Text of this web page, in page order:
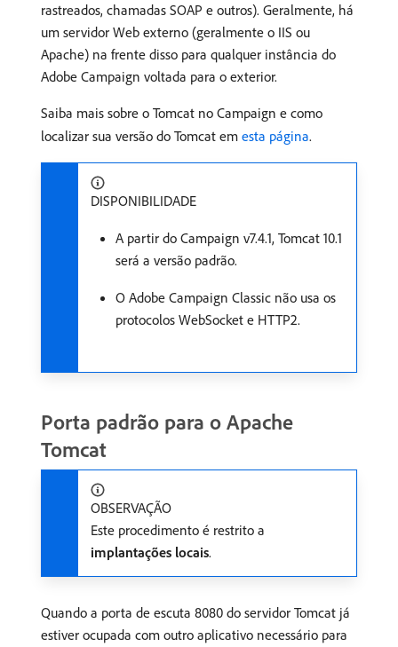
rastreados, chamadas SOAP e outros). Geralmente, há
um servidor Web externo (geralmente o IIS ou
Apache) na frente disso para qualquer instância do
Adobe Campaign voltada para o exterior.
Saiba mais sobre o Tomcat no Campaign e como
localizar sua versão do Tomcat em esta página.
DISPONIBILIDADE
A partir do Campaign v7.4.1, Tomcat 10.1
será a versão padrão.
O Adobe Campaign Classic não usa os
protocolos WebSocket e HTTP2.
Porta padrão para o Apache
Tomcat
OBSERVAÇÃO
Este procedimento é restrito a
implantações locais.
Quando a porta de escuta 8080 do servidor Tomcat já
estiver ocupada com outro aplicativo necessário para